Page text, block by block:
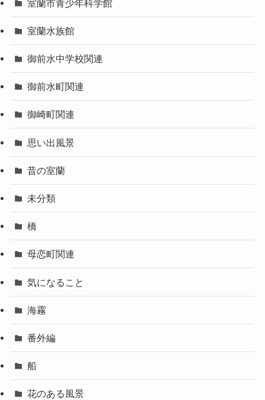
室蘭市青少年科学館
室蘭水族館
御前水中学校関連
御前水町関連
御崎町関連
思い出風景
昔の室蘭
未分類
橋
母恋町関連
気になること
海霧
番外編
船
花のある風景